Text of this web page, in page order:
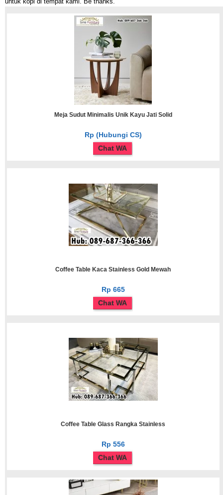
Meja Sudut Minimalis Unik Kayu Jati Solid
Rp (Hubungi CS)
Chat WA
Coffee Table Kaca Stainless Gold Mewah
Rp 665
Chat WA
Coffee Table Glass Rangka Stainless
Rp 556
Chat WA